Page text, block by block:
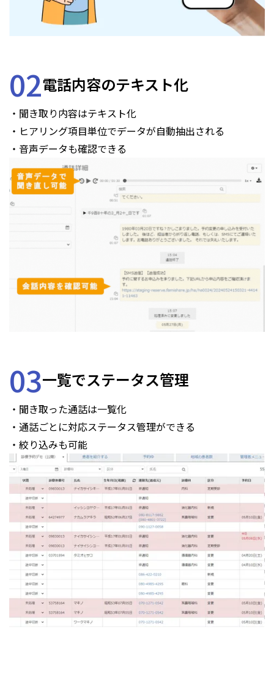
02電話内容のテキスト化
・聞き取り内容はテキスト化
・ヒアリング項目単位でデータが自動抽出される
・音声データも確認できる
03一覧でステータス管理
・聞き取った通話は一覧化
・通話ごとに対応ステータス管理ができる
・絞り込みも可能